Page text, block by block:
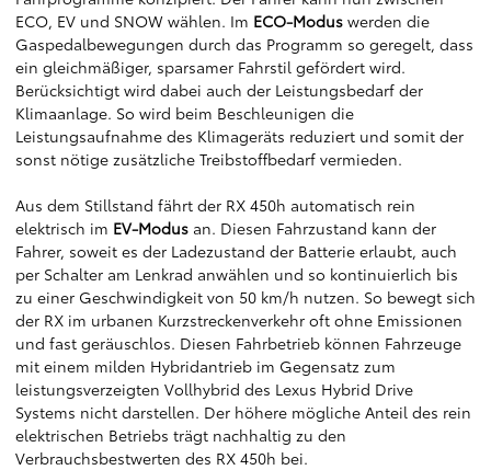
ECO, EV und SNOW wählen. Im ECO-Modus werden die
Gaspedalbewegungen durch das Programm so geregelt, dass
ein gleichmäßiger, sparsamer Fahrstil gefördert wird.
Berücksichtigt wird dabei auch der Leistungsbedarf der
Klimaanlage. So wird beim Beschleunigen die
Leistungsaufnahme des Klimageräts reduziert und somit der
sonst nötige zusätzliche Treibstoffbedarf vermieden.
Aus dem Stillstand fährt der RX 450h automatisch rein
elektrisch im EV-Modus an. Diesen Fahrzustand kann der
Fahrer, soweit es der Ladezustand der Batterie erlaubt, auch
per Schalter am Lenkrad anwählen und so kontinuierlich bis
zu einer Geschwindigkeit von 50 km/h nutzen. So bewegt sich
der RX im urbanen Kurzstreckenverkehr oft ohne Emissionen
und fast geräuschlos. Diesen Fahrbetrieb können Fahrzeuge
mit einem milden Hybridantrieb im Gegensatz zum
leistungsverzeigten Vollhybrid des Lexus Hybrid Drive
Systems nicht darstellen. Der höhere mögliche Anteil des rein
elektrischen Betriebs trägt nachhaltig zu den
Verbrauchsbestwerten des RX 450h bei.